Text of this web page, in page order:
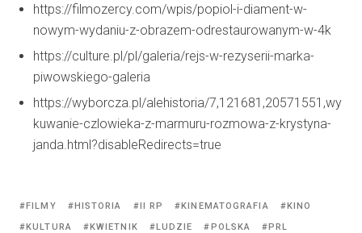
https://filmozercy.com/wpis/popiol-i-diament-w-
nowym-wydaniu-z-obrazem-odrestaurowanym-w-4k
https://culture.pl/pl/galeria/rejs-w-rezyserii-marka-
piwowskiego-galeria
https://wyborcza.pl/alehistoria/7,121681,20571551,wy
kuwanie-czlowieka-z-marmuru-rozmowa-z-krystyna-
janda.html?disableRedirects=true
FILMY HISTORIA II RP KINEMATOGRAFIA
KINO
KULTURA
KWIETNIK LUDZIE POLSKA
PRL